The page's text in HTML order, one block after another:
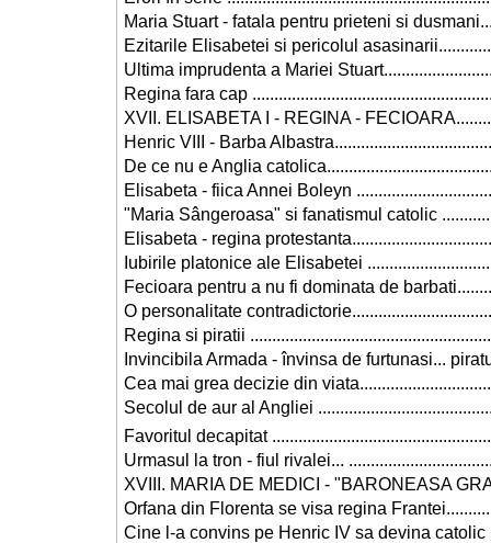
Maria Stuart - fatala pentru prieteni si
Ezitarile Elisabetei si pericolul
Ultima imprudenta a Mariei
Regina fara cap
XVII. ELISABETA I - REGINA -
Henric VIII - Barba
De ce nu e Anglia
Elisabeta - fiica Annei Boleyn
"Maria Sângeroasa" si fanatismul catolic
Elisabeta - regina
Iubirile platonice ale Elisabetei
Fecioara pentru a nu fi dominata de
O personalitate
Regina si piratii
Invincibila Armada - învinsa de furtunasi...
Cea mai grea decizie din
Secolul de aur al Angliei
Favoritul decapitat
Urmasul la tron - fiul rivalei...
XVIII. MARIA DE MEDICI - "BARONEASA
Orfana din Florenta se visa regina
Cine l-a convins pe Henric IV sa devina catolic